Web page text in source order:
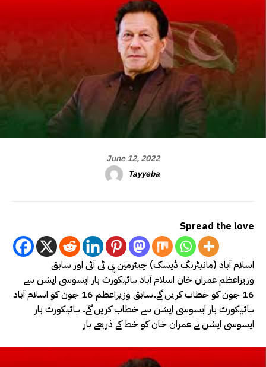
June 12, 2022
Tayyeba
Spread the love
وزیراعظم عمران خان اسلام آباد ہائیکورٹ بار ایسوسی ایشن سے
16 جون کو خطاب کریں گے۔سابق وزیراعظم 16 جون کو اسلام آباد
ہائیکورٹ بار ایسوسی ایشن سے خطاب کریں گے۔ ہائیکورٹ بار
ایسوسی ایشن نے عمران خان کو خط کے ذریعے بار